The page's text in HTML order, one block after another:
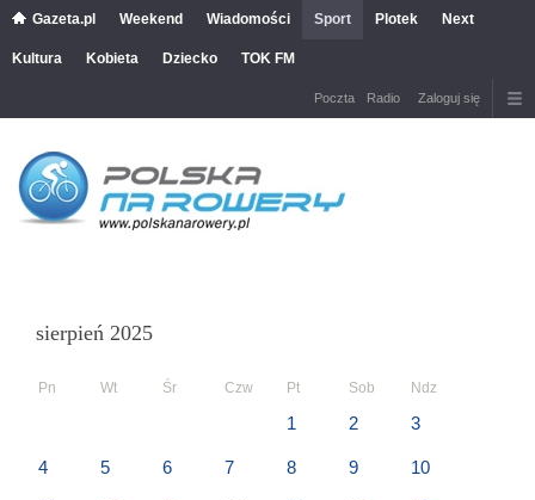
Gazeta.pl Weekend Wiadomości Sport Plotek Next
Kultura Kobieta Dziecko TOK FM
Poczta Radio Zaloguj się
sierpień 2025
Pn Wt Śr Czw Pt Sob Ndz
1 2 3
4 5 6 7 8 9 10